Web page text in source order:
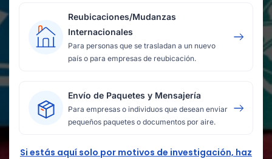
Reubicaciones/Mudanzas
Internacionales
Para personas que se trasladan a un nuevo
país o para empresas de reubicación.
Envío de Paquetes y Mensajería
Para empresas o individuos que desean enviar
pequeños paquetes o documentos por aire.
Si estás aquí solo por motivos de investigación, haz